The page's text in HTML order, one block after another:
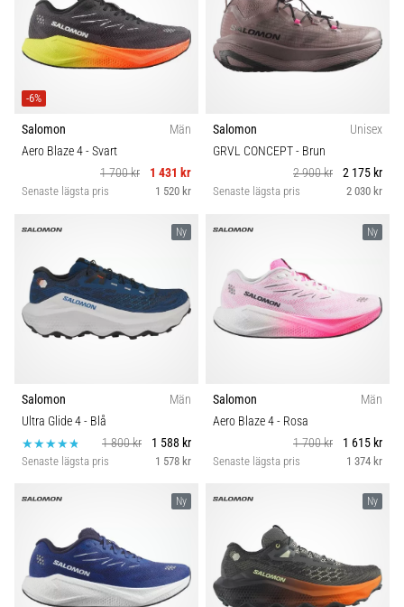
-6%
Salomon
Män
Aero Blaze 4- Svart
1 700 kr
1 431 kr
Senaste lägsta pris 1 520 kr
Salomon
Unisex
GRVL CONCEPT- Brun
2 900 kr
2 175 kr
Senaste lägsta pris 2 030 kr
Ny
Salomon
Män
Ultra Glide 4- Blå
1 800 kr
1 588 kr
Senaste lägsta pris 1 578 kr
Ny
Salomon
Män
Aero Blaze 4- Rosa
1 700 kr
1 615 kr
Senaste lägsta pris 1 374 kr
Ny Ny